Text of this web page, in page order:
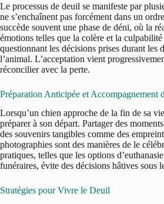
Le processus de deuil se manifeste par
ne s’enchaînent pas forcément dans un
succède souvent une phase de déni, où la
émotions telles que la colère et la
questionnant les décisions prises durant les
l’animal. L’acceptation vient
réconcilier avec la perte.
Préparation Anticipée et Accompagnement
Lorsqu’un chien approche de la fin de sa
préparer à son départ. Partager des
des souvenirs tangibles comme des
photographies sont des manières de le
pratiques, telles que les options
funéraires, évite des décisions hâtives sous
Stratégies pour Vivre le Deuil